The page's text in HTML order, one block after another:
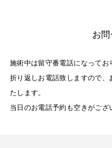
お
施術中は留守番電話になってお
折り返しお電話致しますので
たします。
当日のお電話予約も空きがござ